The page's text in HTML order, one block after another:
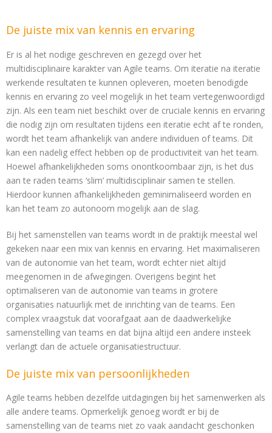
De juiste mix van kennis en ervaring
Er is al het nodige geschreven en gezegd over het
multidisciplinaire karakter van Agile teams. Om iteratie na iteratie
werkende resultaten te kunnen opleveren, moeten benodigde
kennis en ervaring zo veel mogelijk in het team vertegenwoordigd
zijn. Als een team niet beschikt over de cruciale kennis en ervaring
die nodig zijn om resultaten tijdens een iteratie echt af te ronden,
wordt het team afhankelijk van andere individuen of teams. Dit
kan een nadelig effect hebben op de productiviteit van het team.
Hoewel afhankelijkheden soms onontkoombaar zijn, is het dus
aan te raden teams ‘slim’ multidisciplinair samen te stellen.
Hierdoor kunnen afhankelijkheden geminimaliseerd worden en
kan het team zo autonoom mogelijk aan de slag.
Bij het samenstellen van teams wordt in de praktijk meestal wel
gekeken naar een mix van kennis en ervaring. Het maximaliseren
van de autonomie van het team, wordt echter niet altijd
meegenomen in de afwegingen. Overigens begint het
optimaliseren van de autonomie van teams in grotere
organisaties natuurlijk met de inrichting van de teams. Een
complex vraagstuk dat voorafgaat aan de daadwerkelijke
samenstelling van teams en dat bijna altijd een andere insteek
verlangt dan de actuele organisatiestructuur.
De juiste mix van persoonlijkheden
Agile teams hebben dezelfde uitdagingen bij het samenwerken als
alle andere teams. Opmerkelijk genoeg wordt er bij de
samenstelling van de teams niet zo vaak aandacht geschonken